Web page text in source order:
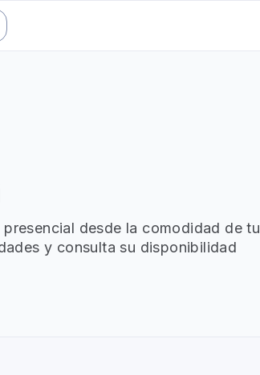
desde la comodidad de tu
y consulta su disponibilidad